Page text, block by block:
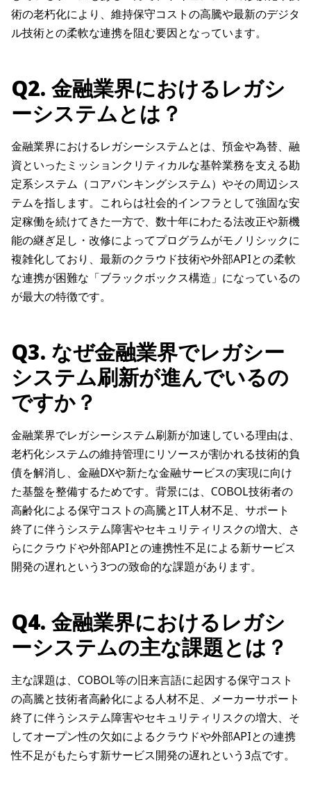
術の老朽化により、維持保守コストの高騰や最新のデジタ
ル技術との柔軟な連携を阻む要因となっています。
Q2. 金融業界におけるレガシ
ーシステムとは？
金融業界におけるレガシーシステムとは、預金や為替、融
資といったミッションクリティカルな基幹業務を支える勘
定系システム（コアバンキングシステム）やその周辺シス
テムを指します。これらは社会的インフラとして強固な安
定稼働を続けてきた一方で、数十年にわたる法改正や新機
能の継ぎ足し・改修によってプログラムがモノリシックに
複雑化しており、最新のクラウド技術や外部APIとの柔軟
な連携が困難な「ブラックボックス構造」になっているの
が最大の特徴です。
Q3. なぜ金融業界でレガシー
システム刷新が進んでいるの
ですか？
金融業界でレガシーシステム刷新が加速している理由は、
老朽化システムの維持管理にリソースが割かれる技術的負
債を解消し、金融DXや新たな金融サービスの実現に向け
た基盤を整備するためです。背景には、COBOL技術者の
高齢化による保守コストの高騰とIT人材不足、サポート
終了に伴うシステム障害やセキュリティリスクの増大、さ
らにクラウドや外部APIとの連携性不足による新サービス
開発の遅れという3つの致命的な課題があります。
Q4. 金融業界におけるレガシ
ーシステムの主な課題とは？
主な課題は、COBOL等の旧来言語に起因する保守コスト
の高騰と技術者高齢化による人材不足、メーカーサポート
終了に伴うシステム障害やセキュリティリスクの増大、そ
してオープン性の欠如によるクラウドや外部APIとの連携
性不足がもたらす新サービス開発の遅れという3点です。